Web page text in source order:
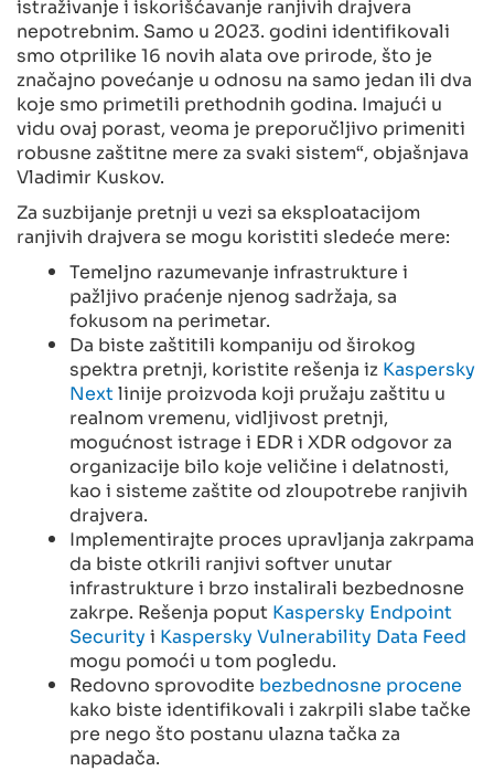
nepotrebnim. Samo u 2023. godini identifikovali
smo otprilike 16 novih alata ove prirode, što je
značajno povećanje u odnosu na samo jedan ili dva
koje smo primetili prethodnih godina. Imajući u
vidu ovaj porast, veoma je preporučljivo primeniti
robusne zaštitne mere za svaki sistem“, objašnjava
Vladimir Kuskov.
Za suzbijanje pretnji u vezi sa eksploatacijom
ranjivih drajvera se mogu koristiti sledeće mere:
Temeljno razumevanje infrastrukture i
pažljivo praćenje njenog sadržaja, sa
fokusom na perimetar.
Da biste zaštitili kompaniju od širokog
spektra pretnji, koristite rešenja iz Kaspersky
Next linije proizvoda koji pružaju zaštitu u
realnom vremenu, vidljivost pretnji,
mogućnost istrage i EDR i XDR odgovor za
organizacije bilo koje veličine i delatnosti,
kao i sisteme zaštite od zloupotrebe ranjivih
drajvera.
Implementirajte proces upravljanja zakrpama
da biste otkrili ranjivi softver unutar
infrastrukture i brzo instalirali bezbednosne
zakrpe. Rešenja poput Kaspersky Endpoint
Securityi Kaspersky Vulnerability Data Feed
mogu pomoći u tom pogledu.
Redovno sprovodite bezbednosne procene
kako biste identifikovali i zakrpili slabe tačke
pre nego što postanu ulazna tačka za
napadača.